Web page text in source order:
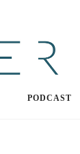
PODCAST